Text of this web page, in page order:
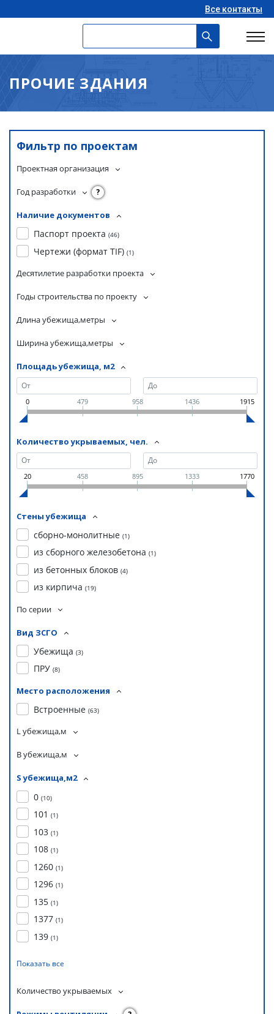
Все контакты
ПРОЧИЕ ЗДАНИЯ
Фильтр по проектам
Проектная организация
Год разработки ?
Наличие документов
Паспорт проекта (46)
Чертежи (формат TIF) (1)
Десятилетие разработки проекта
Годы строительства по проекту
Длина убежища,метры
Ширина убежища,метры
Площадь убежища, м2
0 479 958 1436 1915
Количество укрываемых, чел.
20 458 895 1333 1770
Стены убежища
сборно-монолитные (1)
из сборного железобетона (1)
из бетонных блоков (4)
из кирпича (19)
По серии
Вид ЗСГО
Убежища (3)
ПРУ (8)
Место расположения
Встроенные (63)
L убежища,м
B убежища,м
S убежища,м2
0 (10)
101 (1)
103 (1)
108 (1)
1260 (1)
1296 (1)
135 (1)
1377 (1)
139 (1)
Показать все
Количество укрываемых